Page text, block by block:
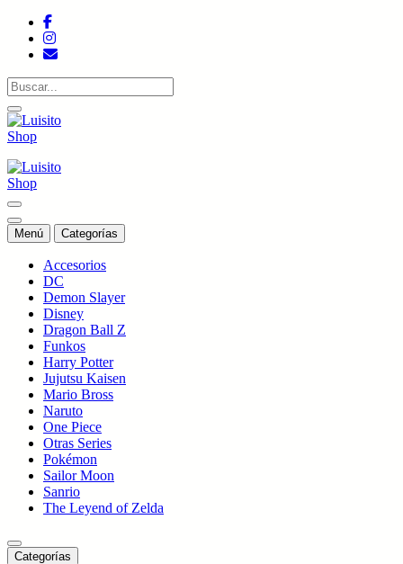
Saltar
contenido
Tienda de colecciones
Menú Categorías
Accesorios
DC
Demon Slayer
Disney
Dragon Ball Z
Funkos
Harry Potter
Jujutsu Kaisen
Mario Bross
Naruto
One Piece
Otras Series
Pokémon
Sailor Moon
Sanrio
The Leyend of Zelda
Categorías